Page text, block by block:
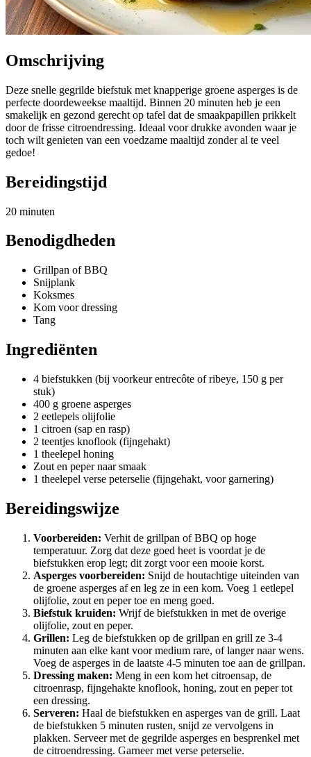
Omschrijving
Deze snelle gegrilde biefstuk met knapperige groene asperges is de
perfecte doordeweekse maaltijd. Binnen 20 minuten heb je een
smakelijk en gezond gerecht op tafel dat de smaakpapillen prikkelt
door de frisse citroendressing. Ideaal voor drukke avonden waar je
toch wilt genieten van een voedzame maaltijd zonder al te veel
gedoe!
Bereidingstijd
20 minuten
Benodigdheden
Grillpan of BBQ
Snijplank
Koksmes
Kom voor dressing
Tang
Ingrediënten
4 biefstukken (bij voorkeur entrecôte of ribeye, 150 g per
stuk)
400 g groene asperges
2 eetlepels olijfolie
1 citroen (sap en rasp)
2 teentjes knoflook (fijngehakt)
1 theelepel honing
Zout en peper naar smaak
1 theelepel verse peterselie (fijngehakt, voor garnering)
Bereidingswijze
Voorbereiden: Verhit de grillpan of BBQ op hoge
temperatuur. Zorg dat deze goed heet is voordat je de
biefstukken erop legt; dit zorgt voor een mooie korst.
Asperges voorbereiden: Snijd de houtachtige uiteinden van
de groene asperges af en leg ze in een kom. Voeg 1 eetlepel
olijfolie, zout en peper toe en meng goed.
Biefstuk kruiden: Wrijf de biefstukken in met de overige
olijfolie, zout en peper.
Grillen: Leg de biefstukken op de grillpan en grill ze 3-4
minuten aan elke kant voor medium rare, of langer naar wens.
Voeg de asperges in de laatste 4-5 minuten toe aan de grillpan.
Dressing maken: Meng in een kom het citroensap, de
citroenrasp, fijngehakte knoflook, honing, zout en peper tot
een dressing.
Serveren: Haal de biefstukken en asperges van de grill. Laat
de biefstukken 5 minuten rusten, snijd ze vervolgens in
plakken. Serveer met de gegrilde asperges en besprenkel met
de citroendressing. Garneer met verse peterselie.